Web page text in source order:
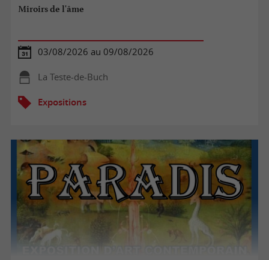
Miroirs de l'âme
03/08/2026 au 09/08/2026
La Teste-de-Buch
Expositions